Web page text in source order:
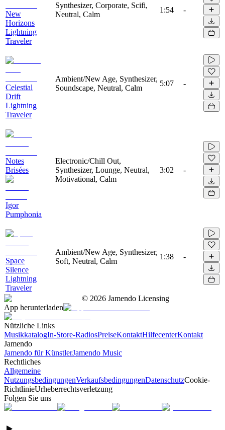
New
Horizons
Lightning
Traveler
Synthesizer, Corporate, Scifi,
Neutral, Calm
1:54 -
Celestial
Drift
Lightning
Traveler
Ambient/New Age, Synthesizer,
Soundscape, Neutral, Calm
5:07 -
Notes
Brisées
Igor
Pumphonia
Electronic/Chill Out,
Synthesizer, Lounge, Neutral,
Motivational, Calm
3:02 -
Space
Silence
Lightning
Traveler
Ambient/New Age, Synthesizer,
Soft, Neutral, Calm
1:38 -
© 2026 Jamendo Licensing
App herunterladen
Nützliche Links
MusikkatalogIn-Store-RadiosPreiseKontaktHilfecenterKontakt
Jamendo
Jamendo für KünstlerJamendo Music
Rechtliches
Allgemeine
NutzungsbedingungenVerkaufsbedingungenDatenschutzCookie-
RichtlinieUrheberrechtsverletzung
Folgen Sie uns